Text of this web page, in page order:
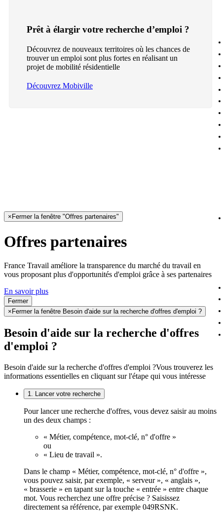
Prêt à élargir votre recherche d’emploi ?
Découvrez de nouveaux territoires où les chances de
trouver un emploi sont plus fortes en réalisant un
projet de mobilité résidentielle
Découvrez Mobiville
× Fermer la fenêtre "Offres partenaires"
Offres partenaires
France Travail améliore la transparence du marché du travail en
vous proposant plus d'opportunités d'emploi grâce à ses partenaires
En savoir plus
Fermer
× Fermer la fenêtre Besoin d'aide sur la recherche d'offres d'emploi ?
Besoin d'aide sur la recherche d'offres
d'emploi ?
Besoin d'aide sur la recherche d'offres d'emploi ?Vous trouverez les
informations essentielles en cliquant sur l'étape qui vous intéresse
1. Lancer votre recherche
Pour lancer une recherche d'offres, vous devez saisir au moins
un des deux champs :
« Métier, compétence, mot-clé, n° d'offre »
ou
« Lieu de travail ».
Dans le champ « Métier, compétence, mot-clé, n° d'offre »,
vous pouvez saisir, par exemple, « serveur », « anglais »,
« brasserie » en tapant sur la touche « entrée » entre chaque
mot. Vous recherchez une offre précise ? Saisissez
directement sa référence, par exemple 049RSNK.